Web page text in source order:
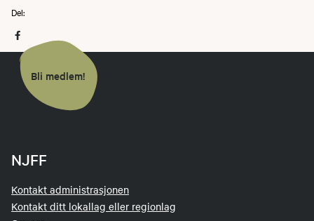
Del:
Bli medlem!
NJFF
Kontakt administrasjonen
Kontakt ditt lokallag eller regionlag